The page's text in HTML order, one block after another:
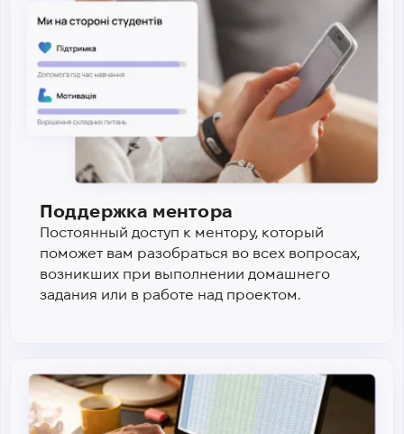
Поддержка ментора
Постоянный доступ к ментору, который
поможет вам разобраться во всех вопросах,
возникших при выполнении домашнего
задания или в работе над проектом.